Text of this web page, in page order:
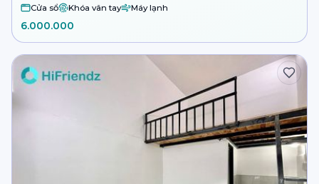
Cửa sổ Khóa vân tay Máy lạnh
6.000.000